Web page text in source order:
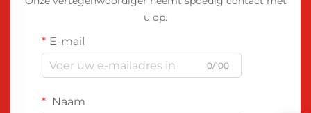
u op.
E-mail
0/100
Naam